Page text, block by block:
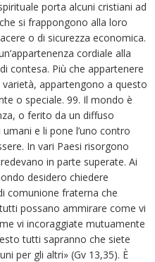
porta alcuni cristiani ad
si frappongono alla loro
o di sicurezza economica.
cordiale alla
contesa. Più che appartenere
appartengono a questo
o speciale. 99. Il mondo è
o ferito da un diffuso
e li pone l’uno contro
In vari Paesi risorgono
in parte superate. Ai
desidero chiedere
comunione fraterna che
possano ammirare come vi
vi incoraggiate mutuamente
tutti sapranno che siete
per gli altri» (Gv 13,35). È